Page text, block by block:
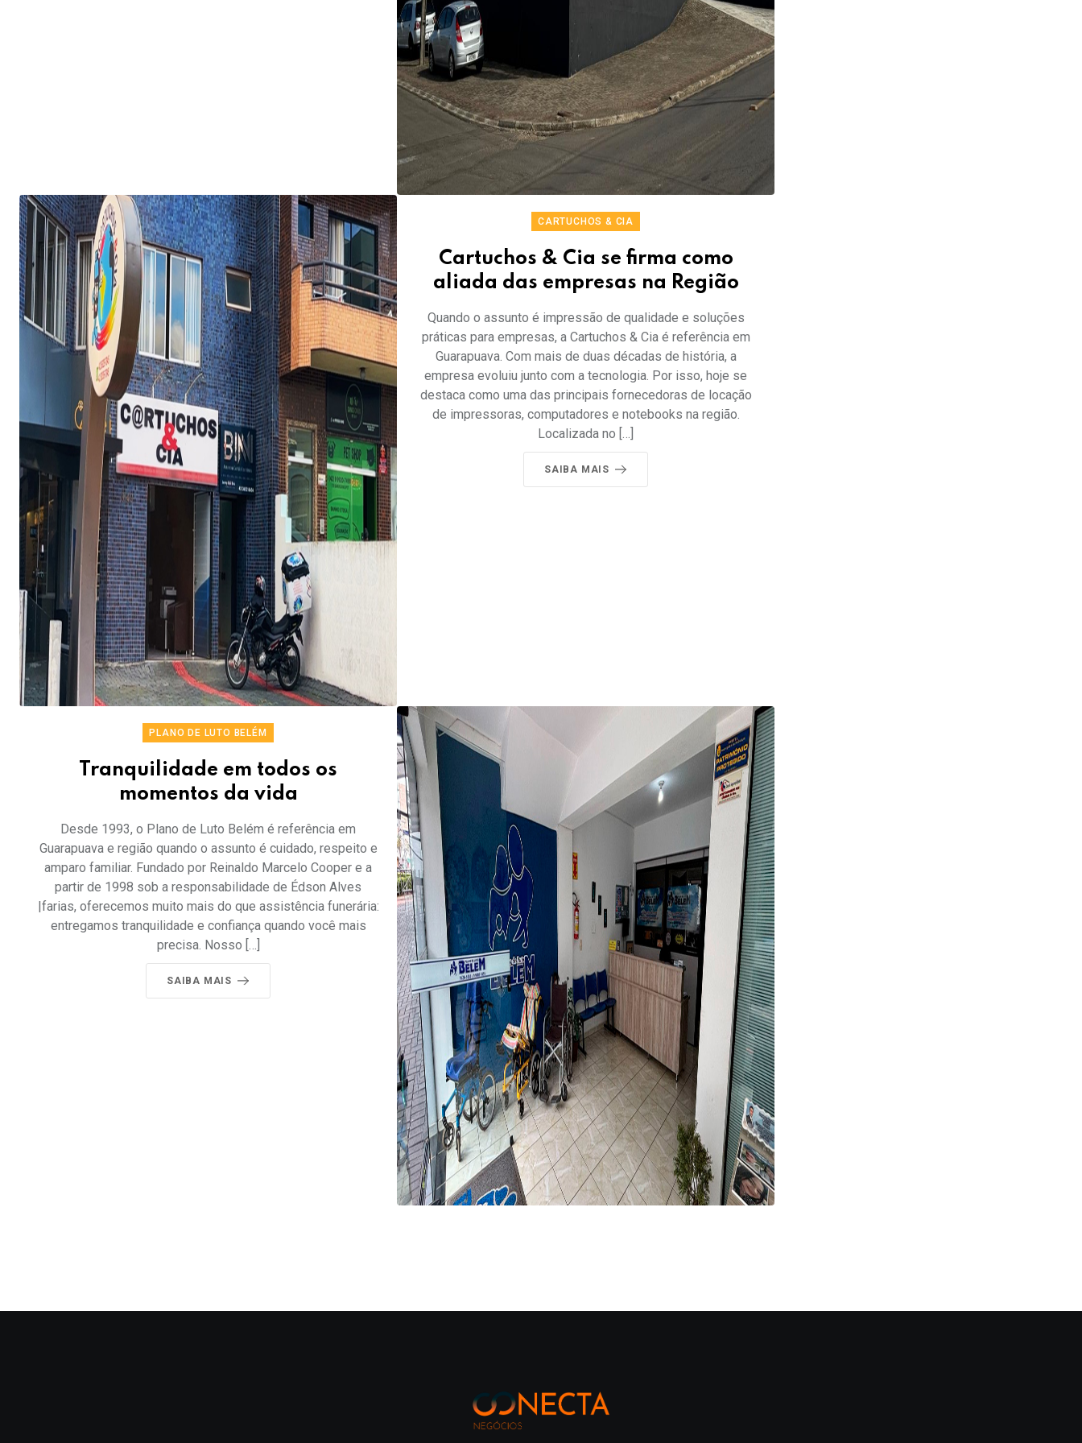
CARTUCHOS & CIA
Cartuchos & Cia se firma como
aliada das empresas na Região
Quando o assunto é impressão de qualidade e soluções
práticas para empresas, a Cartuchos & Cia é referência em
Guarapuava. Com mais de duas décadas de história, a
empresa evoluiu junto com a tecnologia. Por isso, hoje se
destaca como uma das principais fornecedoras de locação
de impressoras, computadores e notebooks na região.
Localizada no […]
SAIBA MAIS
PLANO DE LUTO BELÉM
Tranquilidade em todos os
momentos da vida
Desde 1993, o Plano de Luto Belém é referência em
Guarapuava e região quando o assunto é cuidado, respeito e
amparo familiar. Fundado por Reinaldo Marcelo Cooper e a
partir de 1998 sob a responsabilidade de Édson Alves
|farias, oferecemos muito mais do que assistência funerária:
entregamos tranquilidade e confiança quando você mais
precisa. Nosso […]
SAIBA MAIS